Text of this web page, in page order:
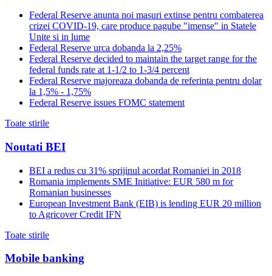
Federal Reserve anunta noi masuri extinse pentru combaterea
crizei COVID-19, care produce pagube "imense" in Statele
Unite si in lume
Federal Reserve urca dobanda la 2,25%
Federal Reserve decided to maintain the target range for the
federal funds rate at 1-1/2 to 1-3/4 percent
Federal Reserve majoreaza dobanda de referinta pentru dolar
la 1,5% - 1,75%
Federal Reserve issues FOMC statement
Toate stirile
Noutati BEI
BEI a redus cu 31% sprijinul acordat Romaniei in 2018
Romania implements SME Initiative: EUR 580 m for
Romanian businesses
European Investment Bank (EIB) is lending EUR 20 million
to Agricover Credit IFN
Toate stirile
Mobile banking